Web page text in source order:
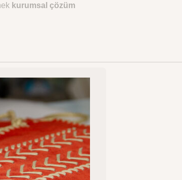
kurumsal çözüm